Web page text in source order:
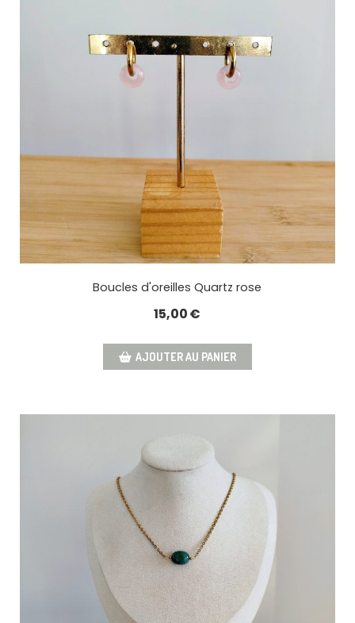
Boucles d'oreilles Quartz rose
15,00€
AJOUTER AU PANIER